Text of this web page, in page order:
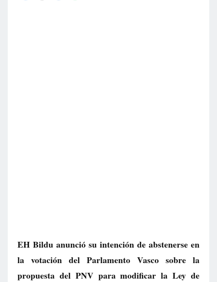
EH Bildu anunció su intención de abstenerse en
la votación del Parlamento Vasco sobre la
propuesta del PNV para modificar la Ley de